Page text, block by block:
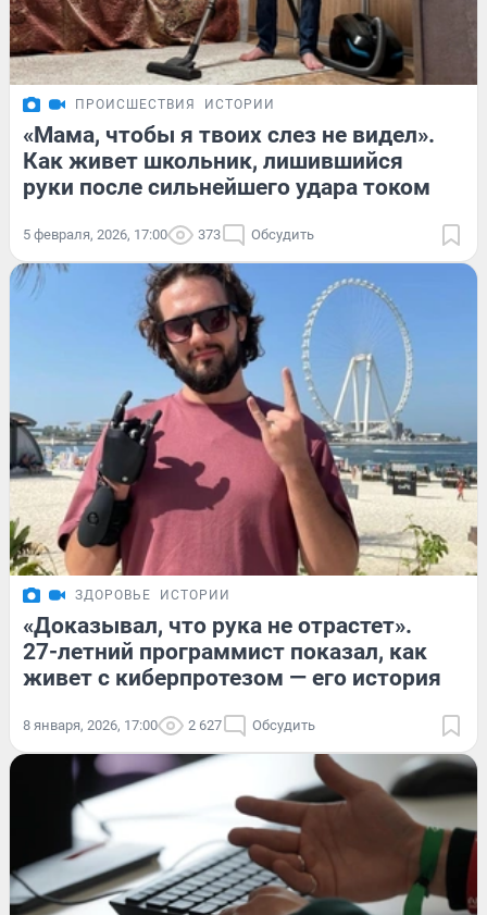
ПРОИСШЕСТВИЯ ИСТОРИИ
«Мама, чтобы я твоих слез не видел».
Как живет школьник, лишившийся
руки после сильнейшего удара током
5 февраля, 2026, 17:00 373 Обсудить
ЗДОРОВЬЕ ИСТОРИИ
«Доказывал, что рука не отрастет».
27-летний программист показал, как
живет с киберпротезом — его история
8 января, 2026, 17:00 2 627 Обсудить